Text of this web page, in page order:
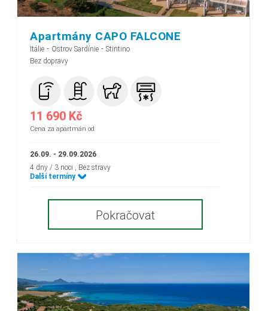
Apartmány CAPO FALCONE
Itálie - Ostrov Sardínie - Stintino
Bez dopravy
11 690 Kč
Cena za apartmán od
26.09. - 29.09.2026
4 dny / 3 noci , Bez stravy
Další termíny
Pokračovat